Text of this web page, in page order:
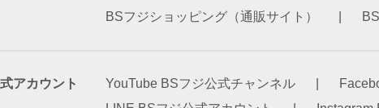
BSフジショッピング（通販サイト）
アカウント YouTube BSフジ公式チャンネル